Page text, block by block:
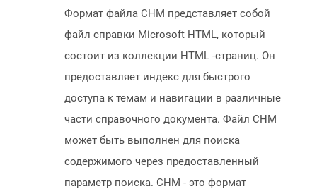
Формат файла CHM представляет собой
файл справки Microsoft HTML, который
состоит из коллекции HTML -страниц. Он
предоставляет индекс для быстрого
доступа к темам и навигации в различные
части справочного документа. Файл CHM
может быть выполнен для поиска
содержимого через предоставленный
параметр поиска. CHM - это формат